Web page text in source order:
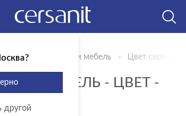
Сантехника и мебель Цвет серый
И МЕБЕЛЬ - ЦВЕТ -
другой